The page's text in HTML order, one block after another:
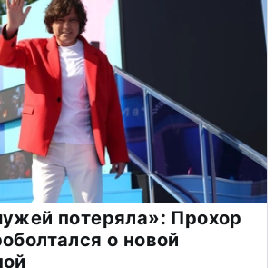
потеряла»: Прохор
о новой